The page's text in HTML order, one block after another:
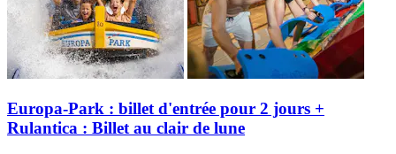
Europa-Park : billet d'entrée pour 2 jours +
Rulantica : Billet au clair de lune